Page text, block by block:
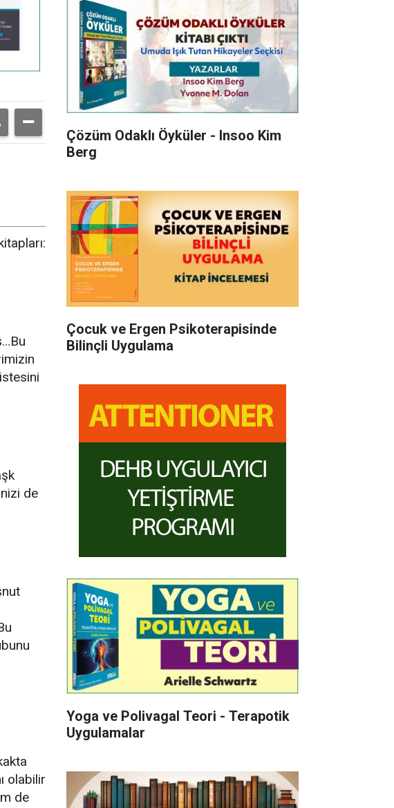
de
olabilir
de
Çözüm Odaklı Öyküler - Insoo Kim
Berg
Çocuk ve Ergen Psikoterapisinde
Bilinçli Uygulama
Yoga ve Polivagal Teori - Terapotik
Uygulamalar